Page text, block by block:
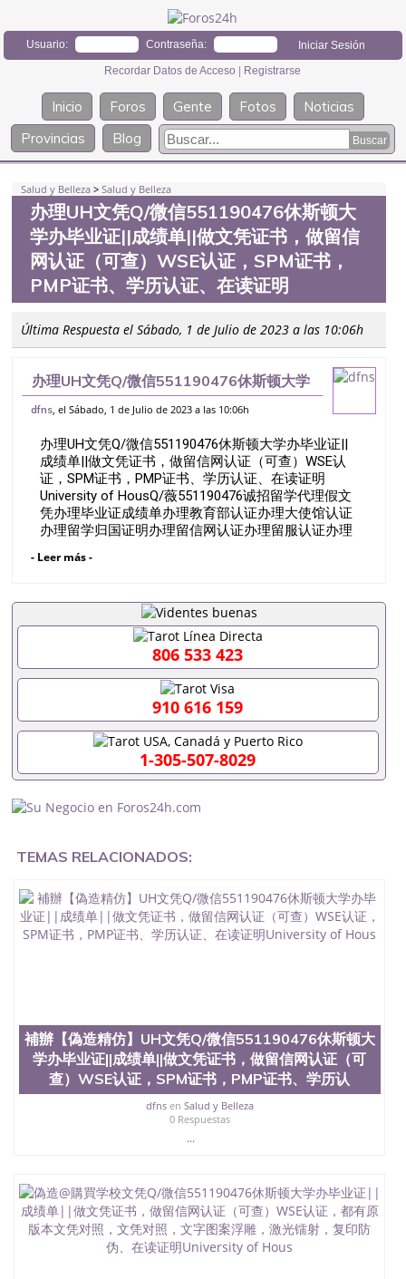
Usuario: Contraseña:
Recordar Datos de Acceso Registrarse
Inicio Foros Gente Fotos
Noticias
Provincias
Blog
Salud y Belleza >Salud y Belleza
办理UH文凭Q/微信551190476休斯顿大
学办毕业证||成绩单||做文凭证书，做留信
网认证（可查）WSE认证，SPM证书，
PMP证书、学历认证、在读证明
Última Respuesta el Sábado, 1 de Julio de 2023 a las 10:06h
办理UH文凭Q/微信551190476休斯顿大学
办毕业证||成绩单||做文凭证书，做留信网认
书、学历认证、在读证明
dfns, el Sábado, 1 de Julio de 2023 a las 10:06h
办理UH文凭Q/微信551190476休斯顿大学办毕业证||
成绩单||做文凭证书，做留信网认证（可查）WSE认
证，SPM证书，PMP证书、学历认证、在读证明
University of HousQ/薇551190476诚招留学代理假文
凭办理毕业证成绩单办理教育部认证办理大使馆认证
办理留学归国证明办理留信网认证办理留服认证办理
理美国文凭办理澳洲文凭办理英国文凭办理加拿大文
绩单+留学回国人员证明+教育部认证,录取通知书，
雅思。（全套留学回国必备证明材料，给父母及亲朋
好友一份完美交代）； 2、雅思、托福，OFFER，在
读证明，学生卡等留学相关材料（申请学校、转学，
甚至是申请工签都可以用到）。 注：上述材料，随时
都可以安排办理，毕业证成绩单，学校，专业，学
位，毕业时间都可以根据客户要求安排。 国内找工作
假的毕业证可以用吗551190476假的毕业证成绩单可
以办学历认证吗551190476要定居国外需要办理什么
材料551190476入职事业单位/国企假的毕业证会查吗
551190476入职国企/事业单位需要些什么材料
业证怎么办, 毕业证丢了怎么办, 没有正常毕业怎么办
交材料不齐而被拒之门外551190476您是否因没正常
了,成绩不理想毕不了业怎么办551190476找工作没有
文凭怎么办,怎么办理本科/研究生文凭551190476如
何办理本科/硕士毕业证551190476网上买文凭可靠吗
551190476哪里可以买国外文凭551190476国外本科
551190476哪里可以办理加拿大毕业证551190476申
请学校办理假的毕业证成绩单可以吗551190476哪里
可以办理水印成绩单551190476哪里可以修改成绩单
GPA分数551190476假毕业证能查出来吗551190476
假文凭网上能查到吗551190476 如何拿到国外毕业证
QQ微信551190476办假大学毕业证QQ微信551190476
速拿到国外文凭QQ微信551190476国外留学文凭认证
QQ微信551190476国外文凭回国认证QQ微信
551190476泰国文凭办理QQ微信551190476法国留学
回国证明QQ微信551190476 国外烫金照片QQ微信
551190476外国文凭在中国有用吗QQ微信551190476
- Leer más -
806 533 423
910 616 159
1-305-507-8029
TEMAS RELACIONADOS:
補辦【偽造精仿】UH文凭Q/微信551190476休斯顿大
学办毕业证||成绩单||做文凭证书，做留信网认证（可
查）WSE认证，SPM证书，PMP证书、学历认
dfnsen Salud y Belleza
0 Respuestas
...